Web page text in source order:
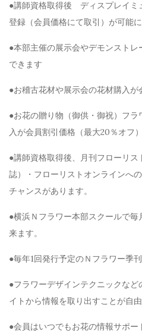
●講師資格取得後 ディスプレイミ
登録（会員価格にて取引）が可能に
●本部主催の展示会やデモンスト
できます
●お稽古花材や展示会の花材購入が
●お花の贈り物（御供・御祝）フ
入が会員割引価格（最大20％オフ
●講師資格取得後、月刊フローリ
誌）・フローリストオンラインへ
チャンスがあります。
●横浜Ｎフラワー本部スクールで
来ます。
●毎年1回発行予定のＮフラワー季
●フラワーデザインテクニックな
イトから情報を取り出すことが自由
●会員はいつでもお花の情報サポ